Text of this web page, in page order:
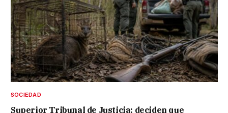
SOCIEDAD
Superior Tribunal de Justicia: deciden que